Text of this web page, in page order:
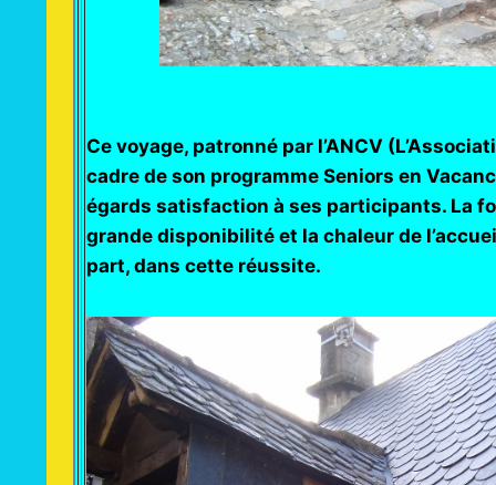
Ce voyage, patronné par l’ANCV
cadre de son programme Seniors en
égards satisfaction à ses participants. La
grande disponibilité et la chaleur de
part, dans cette réussite.